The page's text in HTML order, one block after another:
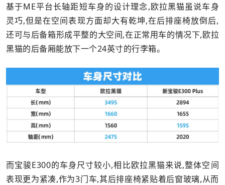
基于ME平台长轴距短车身的设计理念,欧拉黑猫虽说车身
灵巧,但是在空间表现方面却大有乾坤,在后排座椅放倒后,
还可与后备箱形成平整的大空间,在正常用车的情况下,欧拉
黑猫的后备厢能放下一个24英寸的行李箱。
而宝骏E300的车身尺寸较小,相比欧拉黑猫来说,整体空间
表现更为紧凑,作为3门车,其后排座椅紧贴着后窗玻璃,从而